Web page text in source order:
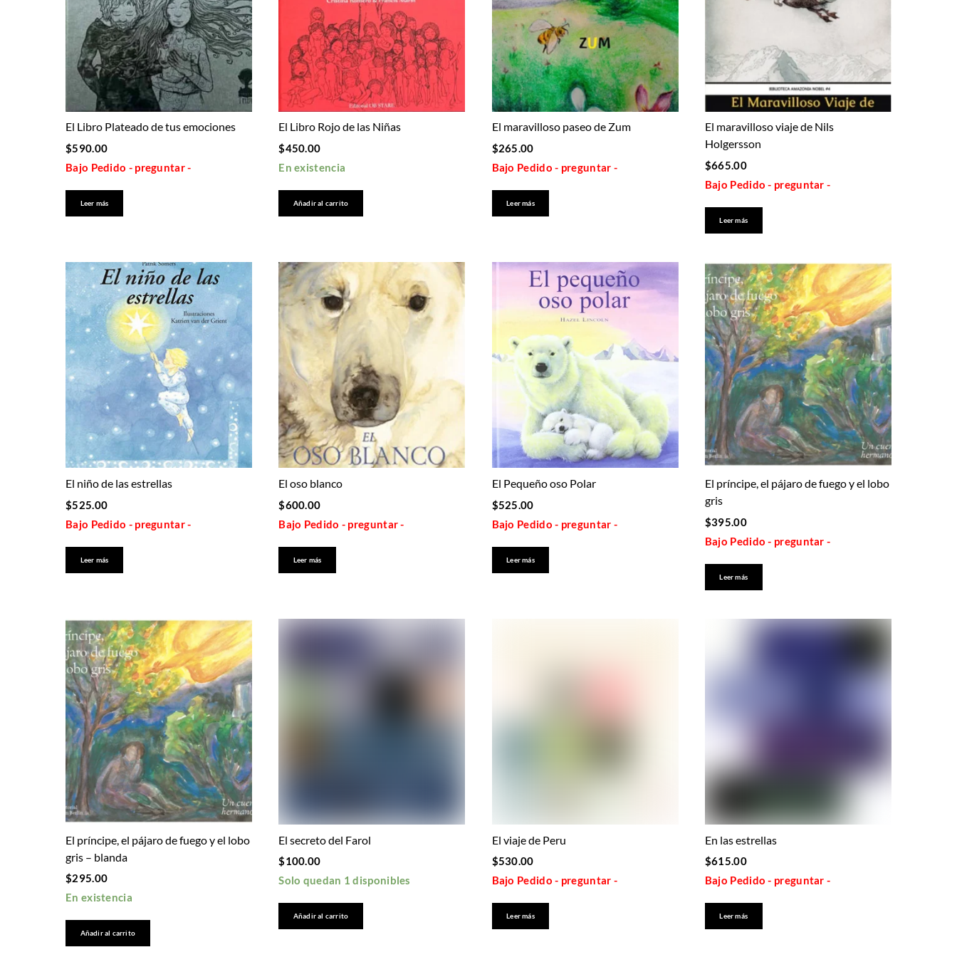
El Libro Plateado de tus emociones
$590.00
Bajo Pedido - preguntar -
Leer más
El Libro Rojo de las Niñas
$450.00
En existencia
Añadir al carrito
El maravilloso paseo de Zum
$265.00
Bajo Pedido - preguntar -
Leer más
El maravilloso viaje de Nils
Holgersson
$665.00
Bajo Pedido - preguntar -
Leer más
El niño de las estrellas
$525.00
Bajo Pedido - preguntar -
Leer más
El oso blanco
$600.00
Bajo Pedido - preguntar -
Leer más
El Pequeño oso Polar
$525.00
Bajo Pedido - preguntar -
Leer más
El príncipe, el pájaro de fuego y el lobo
gris
$395.00
Bajo Pedido - preguntar -
Leer más
El príncipe, el pájaro de fuego y el lobo
gris – blanda
$295.00
En existencia
Añadir al carrito
El secreto del Farol
$100.00
Solo quedan 1 disponibles
Añadir al carrito
El viaje de Peru
$530.00
Bajo Pedido - preguntar -
Leer más
En las estrellas
$615.00
Bajo Pedido - preguntar -
Leer más